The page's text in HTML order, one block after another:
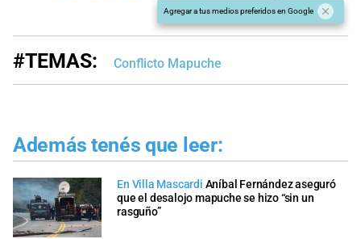
Agregar a tus medios preferidos en Google
#TEMAS: Conflicto Mapuche
Además tenés que leer:
En Villa Mascardi Aníbal Fernández aseguró
que el desalojo mapuche se hizo “sin un
rasguño”